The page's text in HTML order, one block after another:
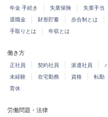
年金 手続き 失業保険 失業手当
退職金
財形貯蓄 歩合制とは
手取りとは
年収とは
働き方
正社員 契約社員 派遣社員
未経験
在宅勤務 資格 転勤
育休
労働問題・法律